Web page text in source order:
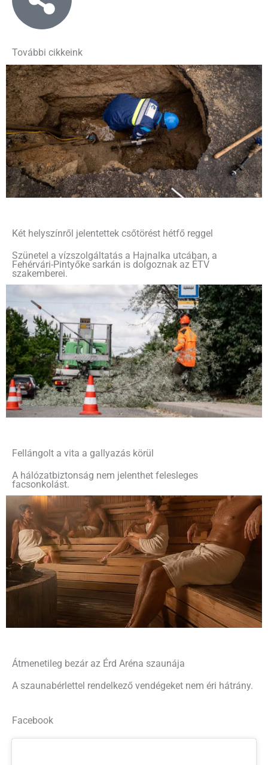
További cikkeink
Két helyszínről jelentettek csőtörést hétfő reggel
Szünetel a vízszolgáltatás a Hajnalka utcában, a
Fehérvári-Pintyőke sarkán is dolgoznak az ÉTV
szakemberei.
Fellángolt a vita a gallyazás körül
A hálózatbiztonság nem jelenthet felesleges
facsonkolást.
Átmenetileg bezár az Érd Aréna szaunája
A szaunabérlettel rendelkező vendégeket nem éri hátrány.
Facebook